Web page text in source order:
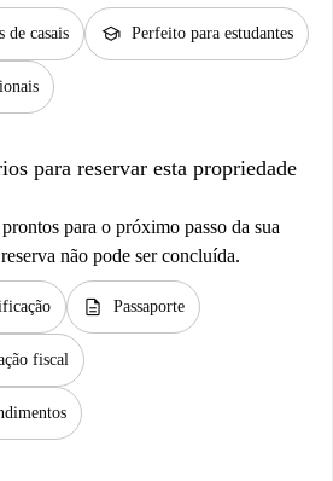
de casais school Perfeito para estudantes
para reservar esta propriedade
para o próximo passo da sua
não pode ser concluída.
description Passaporte
fiscal